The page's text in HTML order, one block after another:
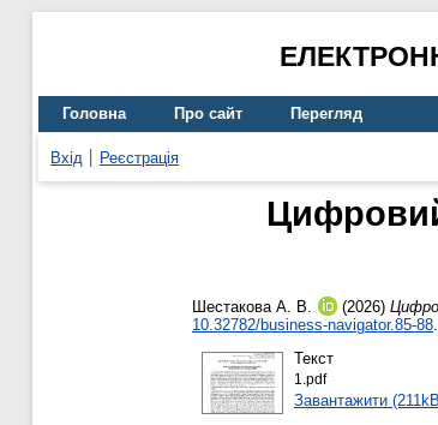
Головна Про сайт Перегляд
Вхід Реєстрація
Цифровий
Шестакова А. В. (2026)
10.32782/business-navigator.85-88.
Текст
1.pdf
Завантажити